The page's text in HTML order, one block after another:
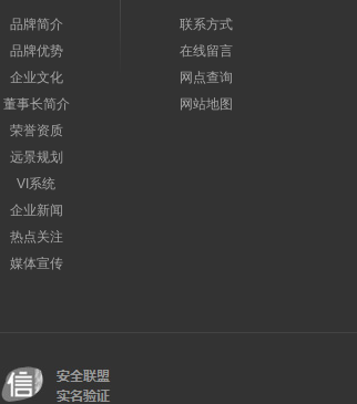
品牌简介
品牌优势
企业文化
董事长简介
荣誉资质
远景规划
VI系统
企业新闻
热点关注
媒体宣传
联系方式
在线留言
网点查询
网站地图